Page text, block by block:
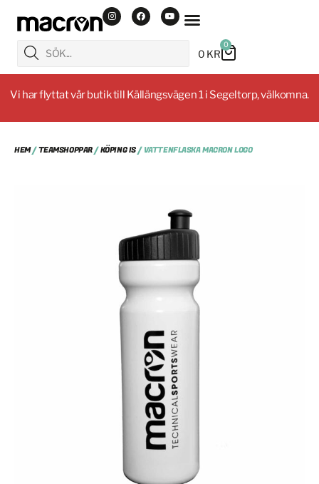
0 KR
0
Vi har flyttat vår butik till Källängsvägen 1 i Segeltorp, välkomna.
HEM/TEAMSHOPPAR/KÖPING IS/ VATTENFLASKA MACRON LOGO